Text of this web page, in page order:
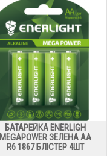
БАТАРЕЙКА ENERLIGH
MEGAPOWER ЗЕЛЕНА АА
R6 1867 БЛІСТЕР 4ШТ